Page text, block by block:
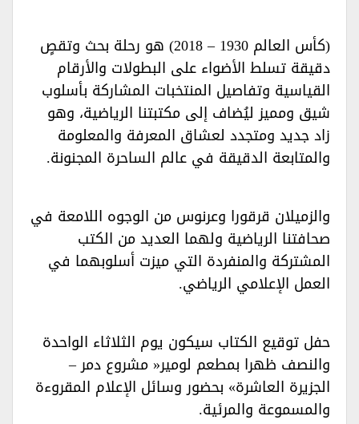
(كأس العالم 1930 – 2018) هو رحلة بحث وتقصٍ
دقيقة تسلط الأضواء على البطولات والأرقام
القياسية وتفاصيل المنتخبات المشاركة بأسلوب
شيق ومميز ليُضاف إلى مكتبتنا الرياضية، وهو
زاد جديد ومتجدد لعشاق المعرفة والمعلومة
والمتابعة الدقيقة في عالم الساحرة المجنونة.‏
والزميلان قرقورا وعرنوس من الوجوه اللامعة في
صحافتنا الرياضية ولهما العديد من الكتب
المشتركة والمنفردة التي ميزت أسلوبهما في
العمل الإعلامي الرياضي.‏
حفل توقيع الكتاب سيكون يوم الثلاثاء الواحدة
والنصف ظهرا بمطعم لومير« مشروع دمر –
الجزيرة العاشرة» بحضور وسائل الإعلام المقروءة
والمسموعة والمرئية.‏